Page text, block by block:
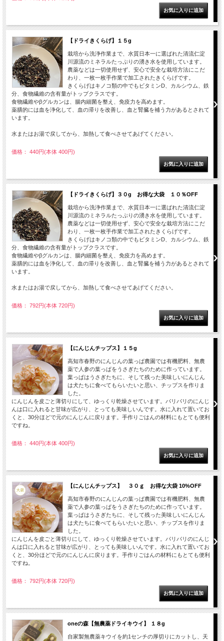
【ドライきくらげ】１５g
栽培から洗浄作業まで、水質日本一に選ばれた清流仁淀
川源流のミネラルたっぷりの湧き水を使用しています。
農薬などは一切使用せず、安心で安全な栽培方法にこだ
わり、一枚一枚手作業で加工されたきくらげです。
きくらげはキノコ類の中でもビタミンD、カルシウム、鉄
分、食物繊維の含有量がトップクラスです。
食物繊維やβグルカンは、腸内細菌を整え、免疫力を高めます。
薬膳的には血を浄化して、血の滞りを改善し、血と腎臓を補う力があるとされて
います。
水またはお湯で戻してから、加熱して食べさせてあげてください。
価格： 440円(本体 400円)
【ドライきくらげ】３０g お得な大袋 １０％OFF
栽培から洗浄作業まで、水質日本一に選ばれた清流仁淀
川源流のミネラルたっぷりの湧き水を使用しています。
農薬などは一切使用せず、安心で安全な栽培方法にこだ
わり、一枚一枚手作業で加工されたきくらげです。
きくらげはキノコ類の中でもビタミンD、カルシウム、鉄
分、食物繊維の含有量がトップクラスです。
食物繊維やβグルカンは、腸内細菌を整え、免疫力を高めます。
薬膳的には血を浄化して、血の滞りを改善し、血と腎臓を補う力があるとされて
います。
水またはお湯で戻してから、加熱して食べさせてあげてください。
価格： 792円(本体 720円)
【にんじんチップス】１５g
高知市春野のにんじんの葉っぱ農園では有機肥料、無農
薬で人参の葉っぱをうさぎたちのために作っています。
葉っぱはうさぎたちに、そして残った美味しいにんじん
は犬たちに食べてもらいたいと思い、チップスを作りま
した。
にんじんを皮ごと薄切りにして、ゆっくり乾燥させています。パリパリのにんじ
んは口に入れると甘味が広がり、とっても美味しいんです。水に入れて置いてお
くと、30分ほどで元のにんじんに戻ります。手作りごはんの材料にもとても便利
ですね。
価格： 440円(本体 400円)
【にんじんチップス】 ３０ｇ お得な大袋 10%OFF
高知市春野のにんじんの葉っぱ農園では有機肥料、無農
薬で人参の葉っぱをうさぎたちのために作っています。
葉っぱはうさぎたちに、そして残った美味しいにんじん
は犬たちに食べてもらいたいと思い、チップスを作りま
した。
にんじんを皮ごと薄切りにして、ゆっくり乾燥させています。パリパリのにんじ
んは口に入れると甘味が広がり、とっても美味しいんです。水に入れて置いてお
くと、30分ほどで元のにんじんに戻ります。手作りごはんの材料にもとても便利
ですね。
価格： 792円(本体 720円)
oneの森【無農薬ドライキウイ】 １８g
自家製無農薬キウイを約1センチの厚切りにカットし、天